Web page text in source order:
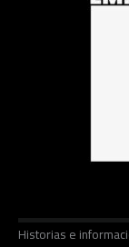
Historias e